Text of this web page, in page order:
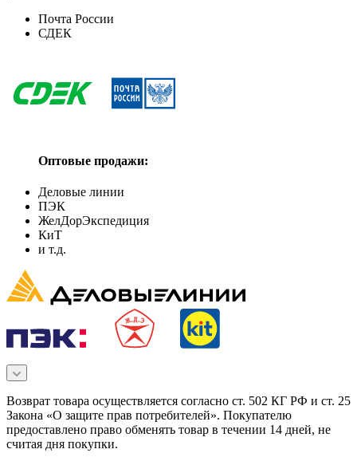
Почта России
СДЕК
Оптовые продажи:
Деловые линии
ПЭК
ЖелДорЭкспедиция
КиТ
и т.д.
Возврат товара осуществляется согласно ст. 502 КГ РФ и ст. 25
Закона «О защите прав потребителей». Покупателю
предоставлено право обменять товар в течении 14 дней, не
считая дня покупки.